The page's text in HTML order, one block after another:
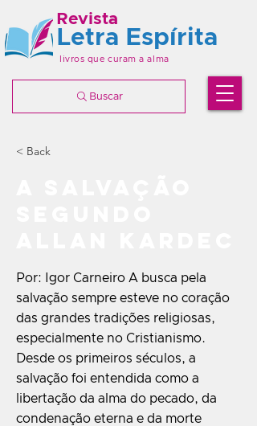
Revista
livros que curam a alma
Letra Espírita
Buscar
< Back
Por: Igor Carneiro A busca pela
salvação sempre esteve no coração
das grandes tradições religiosas,
especialmente no Cristianismo.
Desde os primeiros séculos, a
salvação foi entendida como a
libertação da alma do pecado, da
condenação eterna e da morte